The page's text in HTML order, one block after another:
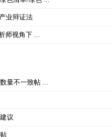
业辩证法
师视角下 ...
量不一致帖 ...
议